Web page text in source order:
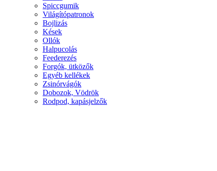
Spiccgumik
Világítópatronok
Bojlizás
Kések
Ollók
Halpucolás
Feederezés
Forgók, ütközők
Egyéb kellékek
Zsinórvágók
Dobozok, Vödrök
Rodpod, kapásjelzők